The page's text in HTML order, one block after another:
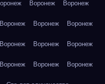
Воронеж Воронеж
Воронеж Воронеж Воронеж
Воронеж Воронеж Воронеж
Воронеж Воронеж Воронеж